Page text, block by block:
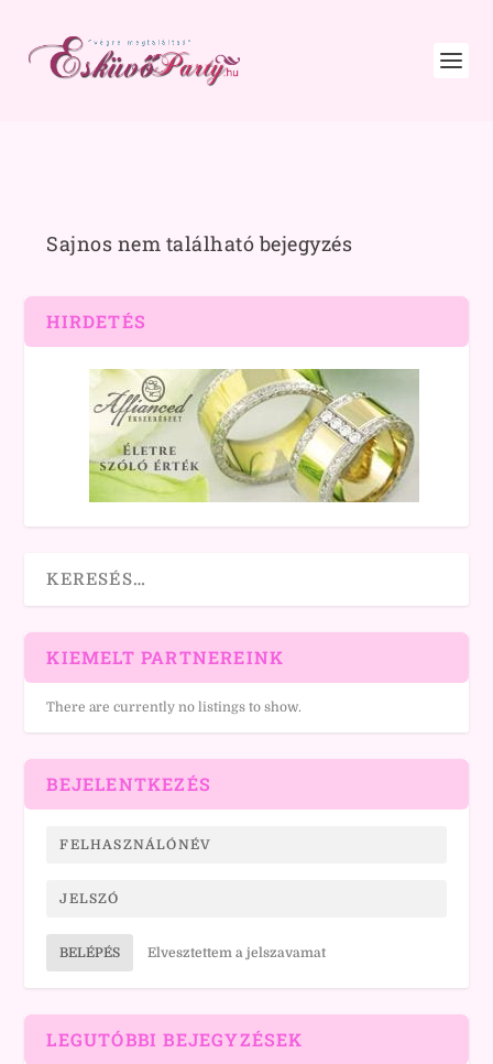
Sajnos nem található bejegyzés
HIRDETÉS
KIEMELT PARTNEREINK
There are currently no listings to show.
BEJELENTKEZÉS
BELÉPÉS Elvesztettem a jelszavamat
LEGUTÓBBI BEJEGYZÉSEK